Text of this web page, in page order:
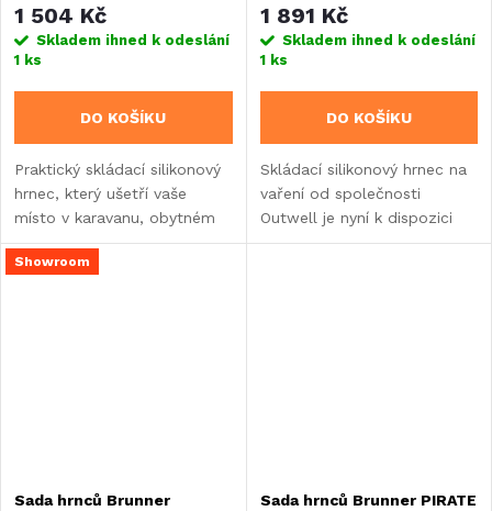
1 504 Kč
Skladem ihned k odeslání
1 ks
DO KOŠÍKU
Praktický skládací silikonový
hrnec, který ušetří vaše
místo v karavanu, obytném
vozu nebo vestavbě.
1 891 Kč
Skladem ihned k odeslání
1 ks
DO KOŠÍKU
Skládací silikonový hrnec na
vaření od společnosti
Outwell je nyní k dispozici
také s objemem 4,5 litru.
Showroom
Sada hrnců Brunner
Sada hrnců Brunner PIRATE